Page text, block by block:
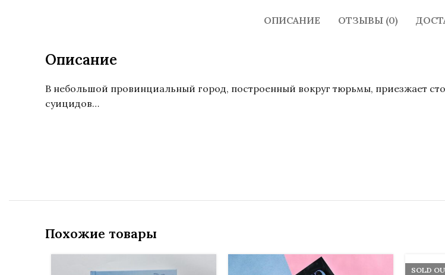
ОПИСАНИЕ ОТЗЫВЫ (0)
Описание
В небольшой провинциальный город, построенный вокруг тюрьмы, приезжает
суицидов…
Похожие товары
SOLD